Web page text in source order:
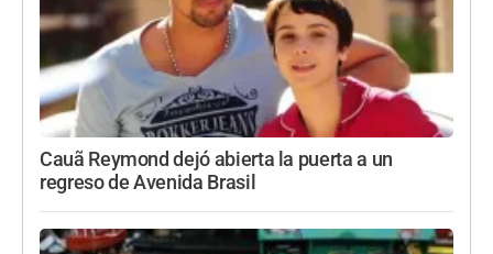
Cauã Reymond dejó abierta la puerta a un
regreso de Avenida Brasil